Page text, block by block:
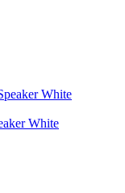
White